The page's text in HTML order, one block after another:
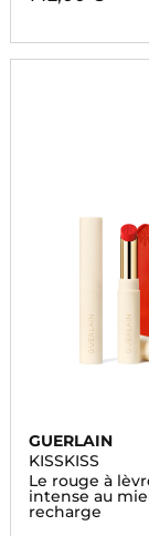
GUERLAIN
KISSKISS
Le rouge à
intense au
recharge